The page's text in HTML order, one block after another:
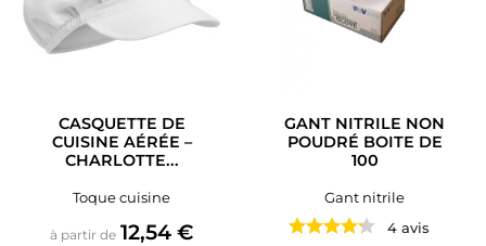
CASQUETTE DE
CUISINE AÉRÉE –
CHARLOTTE...
Toque cuisine
à partir de Prix
12,54 €
GANT NITRILE NON
POUDRÉ BOITE DE
100
Gant nitrile
4 avis